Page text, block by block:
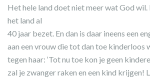
Het hele land doet niet meer wat God
het land al
40 jaar bezet. En dan is daar ineens een
aan een vrouw die tot dan toe kinderloos
tegen haar: ‘Tot nu toe kon je geen
zal je zwanger raken en een kind krijgen!